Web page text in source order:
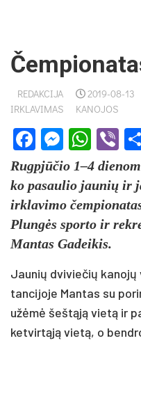
REDAKCIJA 2019-08-13
IRKLAVIMAS
KANOJOS
Facebook
Rugp­jū­čio 1–4
ko pa­sau­lio jau­nių ir
irk­la­vi­mo
Plun­gės spor­to ir
Man­tas Ga­dei­kis.
Jau­nių dvi­vie­čių
tan­ci­jo­je Man­tas su
užė­mė šeš­tą­ją vie­tą ir
ket­vir­tą­ją vie­tą, o